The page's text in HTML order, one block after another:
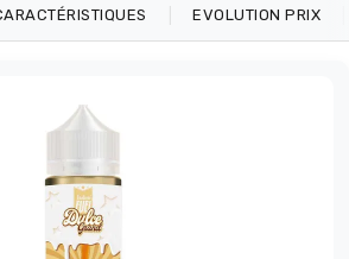
EVOLUTION PRIX